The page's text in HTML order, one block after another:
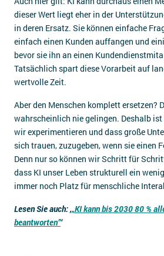
dieser Wert liegt eher in der
in deren Ersatz. Sie können einfache
einfach einen Kunden auffangen und
bevor sie ihn an einen
Tatsächlich spart diese Vorarbeit auf
wertvolle Zeit.
Aber den Menschen komplett ersetzen?
wahrscheinlich nie gelingen. Deshalb ist
wir experimentieren und dass große
sich trauen, zuzugeben, wenn sie einen
Denn nur so können wir Schritt für
dass KI unser Leben strukturell ein
immer noch Platz für menschliche
Lesen Sie auch: ‚„KI kann bis 2030 80 %
beantworten”‘